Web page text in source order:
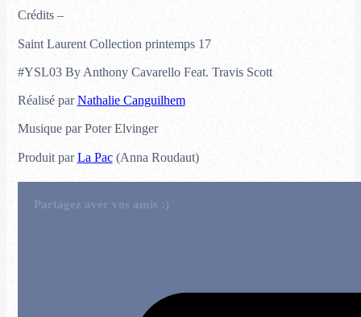
Crédits –
Saint Laurent Collection printemps 17
#YSL03 By Anthony Cavarello Feat. Travis Scott
Réalisé parNathalie Canguilhem
Musique par Poter Elvinger
Produit parLa Pac(Anna Roudaut)
Partagez avec vos amis :)